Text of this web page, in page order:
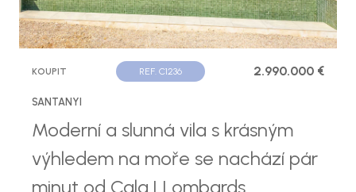
KOUPIT REF. C1236 2.990.000 €
SANTANYI
Moderní a slunná vila s krásným
výhledem na moře se nachází pár
minut od Cala LLombards